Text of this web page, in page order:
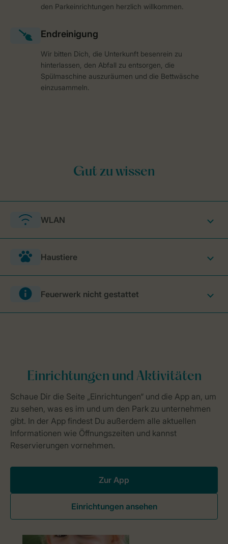
den Parkeinrichtungen herzlich willkommen.
Wir bitten Dich, die Unterkunft besenrein zu
hinterlassen, den Abfall zu entsorgen, die
Spülmaschine auszuräumen und die Bettwäsche
einzusammeln.
WLAN
Haustiere
Feuerwerk nicht gestattet
Zur App
Einrichtungen ansehen